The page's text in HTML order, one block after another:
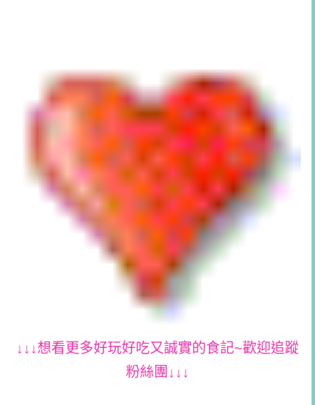
↓↓↓想看更多好玩好吃又誠實的食記~歡迎追蹤
粉絲團↓↓↓